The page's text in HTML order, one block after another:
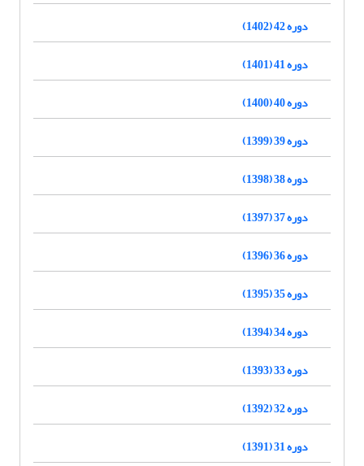
دوره 42 (1402)
دوره 41 (1401)
دوره 40 (1400)
دوره 39 (1399)
دوره 38 (1398)
دوره 37 (1397)
دوره 36 (1396)
دوره 35 (1395)
دوره 34 (1394)
دوره 33 (1393)
دوره 32 (1392)
دوره 31 (1391)